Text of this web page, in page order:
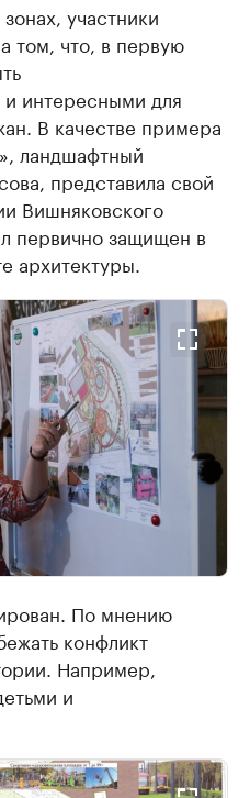
участники
том, что, в первую
интересными для
В качестве примера
ландшафтный
представила свой
Вишняковского
первично защищен в
архитектуры.
По мнению
конфликт
Например,
и